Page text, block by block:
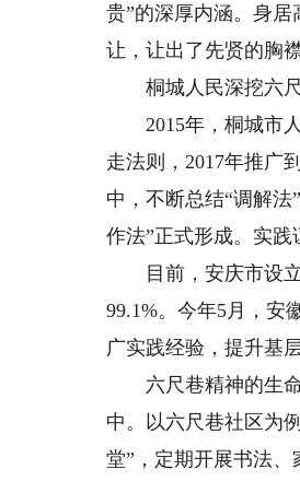
贵”的深厚内涵。身
让，让出了先贤的胸
桐城人民深挖六尺
2015年，桐城市人
走法则，2017年推广
中，不断总结“调解法
作法”正式形成。实践
目前，安庆市设立“
99.1%。今年5月，安
广实践经验，提升基
六尺巷精神的生命
中。以六尺巷社区为
堂”，定期开展书法